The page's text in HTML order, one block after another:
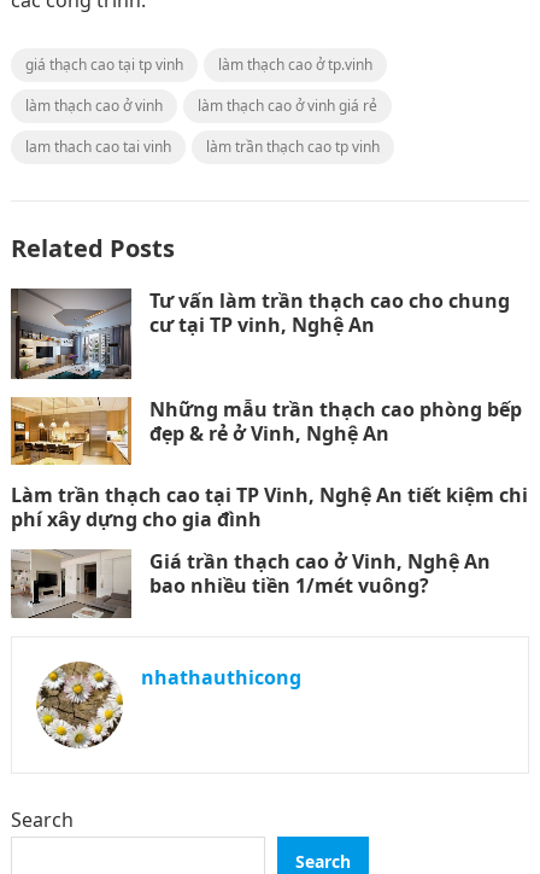
giá thạch cao tại tp vinh
làm thạch cao ở tp.vinh
làm thạch cao ở vinh
làm thạch cao ở vinh giá rẻ
lam thach cao tai vinh
làm trần thạch cao tp vinh
Related Posts
Tư vấn làm trần thạch cao cho chung
cư tại TP vinh, Nghệ An
Những mẫu trần thạch cao phòng bếp
đẹp & rẻ ở Vinh, Nghệ An
Làm trần thạch cao tại TP Vinh, Nghệ An tiết kiệm chi
phí xây dựng cho gia đình
Giá trần thạch cao ở Vinh, Nghệ An
bao nhiều tiền 1/mét vuông?
nhathauthicong
Search
Search